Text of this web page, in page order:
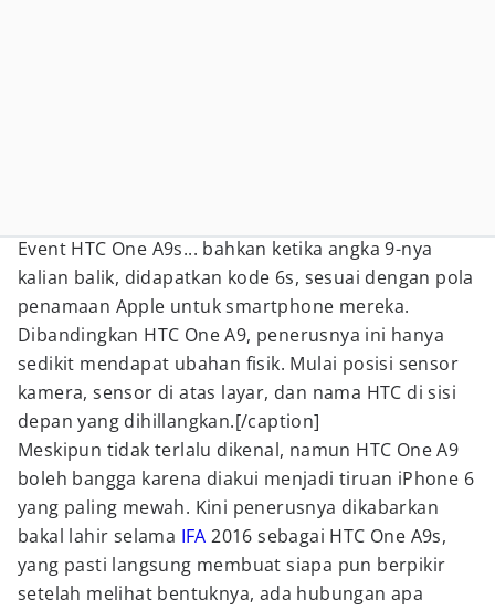
Event HTC One A9s... bahkan ketika angka 9-nya
kalian balik, didapatkan kode 6s, sesuai dengan pola
penamaan Apple untuk smartphone mereka.
Dibandingkan HTC One A9, penerusnya ini hanya
sedikit mendapat ubahan fisik. Mulai posisi sensor
kamera, sensor di atas layar, dan nama HTC di sisi
depan yang dihillangkan.[/caption]
Meskipun tidak terlalu dikenal, namun HTC One A9
boleh bangga karena diakui menjadi tiruan iPhone 6
yang paling mewah. Kini penerusnya dikabarkan
bakal lahir selama IFA 2016 sebagai HTC One A9s,
yang pasti langsung membuat siapa pun berpikir
setelah melihat bentuknya, ada hubungan apa